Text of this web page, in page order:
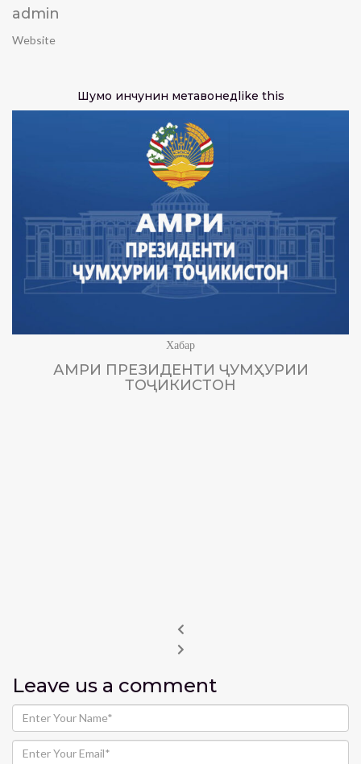
admin
Website
Шумо инчунин метавонедlike this
Хабар
АМРИ ПРЕЗИДЕНТИ ҶУМҲУРИИ
ТОҶИКИСТОН
Leave us a comment